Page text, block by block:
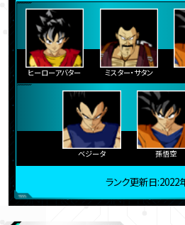
ヒーローアバター ミスター・サタン
ベジータ 孫悟空
ランク更新日:2022